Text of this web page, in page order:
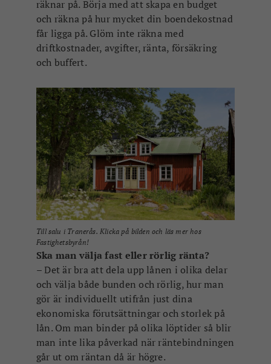
räknar på. Börja med att skapa en budget
och räkna på hur mycket din boendekostnad
får ligga på. Glöm inte räkna med
driftkostnader, avgifter, ränta, försäkring
och buffert.
Till salu i Tranerås. Klicka på bilden och läs mer hos
Fastighetsbyrån!
Ska man välja fast eller rörlig ränta?
– Det är bra att dela upp lånen i olika delar
och välja både bunden och rörlig, hur man
gör är individuellt utifrån just dina
ekonomiska förutsättningar och storlek på
lån. Om man binder på olika löptider så blir
man inte lika påverkad när räntebindningen
går ut om räntan då är högre.